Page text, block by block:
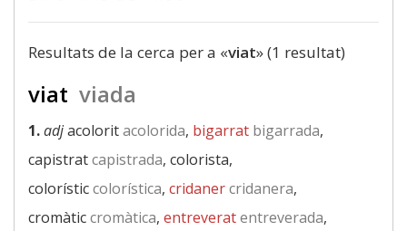
Resultats de la cerca per a «viat» (1 resultat)
viat viada
1.adjacoloritacolorida, bigarrat bigarrada,
capistratcapistrada, colorista,
colorísticcolorística, cridanercridanera,
cromàticcromàtica, entreveratentreverada,